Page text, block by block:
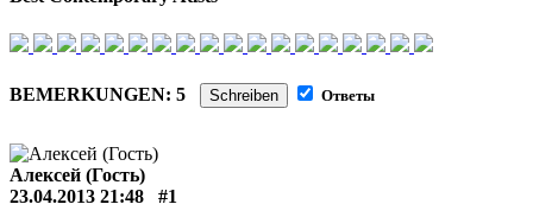
BEMERKUNGEN: 5 Schreiben Ответы
Алексей (Гость)
23.04.2013 21:48
#1